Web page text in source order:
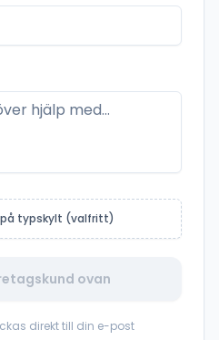
typskylt (valfritt)
ovan
direkt till din e-post